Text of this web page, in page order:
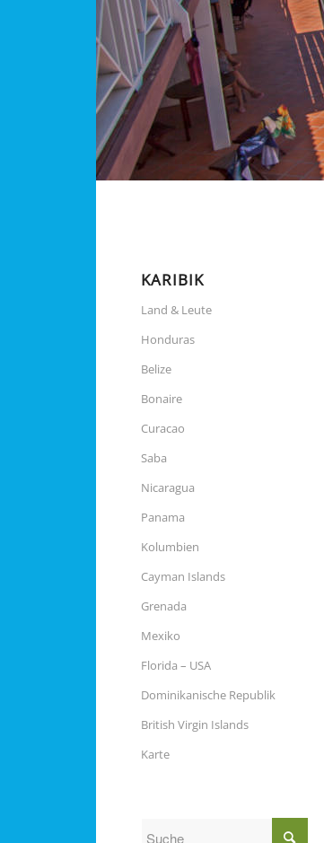
KARIBIK
Land & Leute
Honduras
Belize
Bonaire
Curacao
Saba
Nicaragua
Panama
Kolumbien
Cayman Islands
Grenada
Mexiko
Florida – USA
Dominikanische Republik
British Virgin Islands
Karte